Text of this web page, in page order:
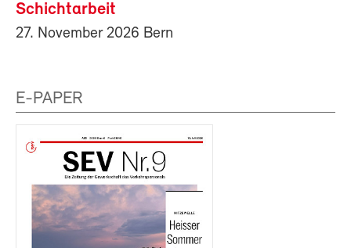
Schichtarbeit
27. November 2026 Bern
E-PAPER